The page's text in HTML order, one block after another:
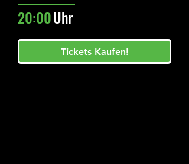
20:00Uhr
Tickets Kaufen!